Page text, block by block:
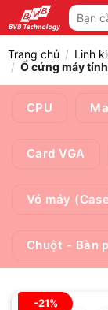
qua
dung
Tìm
kiếm:
Trang chủ / Linh
/ Ổ cứng máy tính
CPU
Card VGA
Vỏ máy
Chuột - Bàn
-21%